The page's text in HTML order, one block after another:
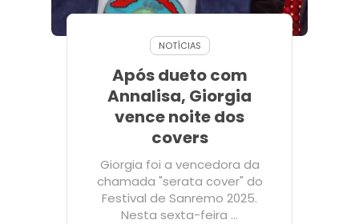
NOTÍCIAS
Após dueto com
Annalisa, Giorgia
vence noite dos
covers
Giorgia foi a vencedora da
chamada "serata cover" do
Festival de Sanremo 2025.
Nesta sexta-feira ...